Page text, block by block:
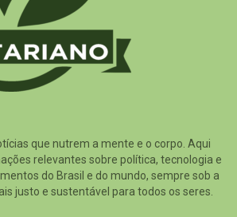
que nutrem a mente e o corpo. Aqui
relevantes sobre política, tecnologia e
do Brasil e do mundo, sempre sob a
justo e sustentável para todos os seres.